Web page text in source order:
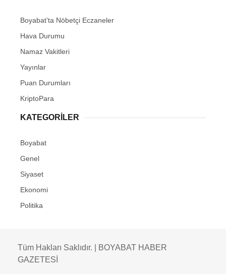
Boyabat’ta Nöbetçi Eczaneler
Hava Durumu
Namaz Vakitleri
Yayınlar
Puan Durumları
KriptoPara
KATEGORILER
Boyabat
Genel
Siyaset
Ekonomi
Politika
Tüm Hakları Saklıdır. | BOYABAT HABER
GAZETESİ